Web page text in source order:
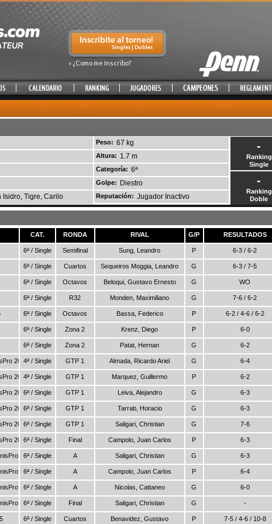
» ¿Como me Inscribo?
Peso: 67 kg
Altura: 1.7 m
Categoría: 6ª
Golpe: Diestro
Isidro, Tigre, Carilo Reputación: Jugador Inactivo
-
Ranking
Single
-
Ranking
Doble
CAT. RONDA RIVAL G/P RESULTADOS
6ª / Single Semifinal Sung, Leandro P 6-3 / 6-2
6ª / Single Cuartos Sequeiros Moggia, Leandro G 6-3 / 7-5
6ª / Single Octavos Beloqui, Gustavo Ernesto G WO
6ª / Single R32 Monden, Maximiliano G 7-6 / 6-2
6ª / Single Octavos Bassa, Federico P 6-2 / 4-6 / 6-2
6ª / Single Zona 2 Krenz, Diego P 6-0
6ª / Single Zona 2 Patat, Hernan G 6-2
20154ª / Single GTP 1 Almada, Ricardo Ariel G 6-4
20154ª / Single GTP 1 Marquez, Guillermo P 6-2
20156ª / Single GTP 1 Leiva, Alejandro G 6-3
20156ª / Single GTP 1 Tarrab, Horacio G 6-3
20156ª / Single GTP 1 Saligari, Christian G 7-6
20156ª / Single Final Campolo, Juan Carlos P 6-3
6ª / Single A Saligari, Christian G 6-3
6ª / Single A Campolo, Juan Carlos P 6-4
6ª / Single A Nicolas, Cattaneo G 6-0
6ª / Single Final Saligari, Christian G -
6ª / Single Cuartos Benavidez, Gustavo P 7-5 / 4-6 / 10-8